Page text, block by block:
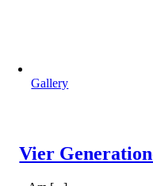
Gallery
Vier